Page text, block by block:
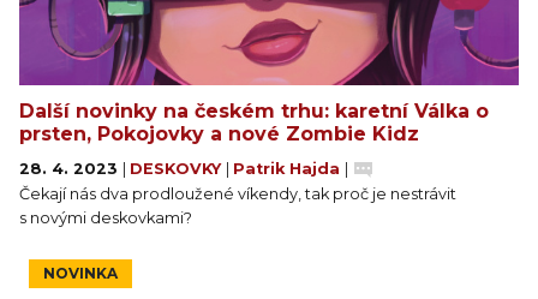
Další novinky na českém trhu: karetní Válka o
prsten, Pokojovky a nové Zombie Kidz
28. 4. 2023 DESKOVKY Patrik Hajda
Čekají nás dva prodloužené víkendy, tak proč je nestrávit
s novými deskovkami?
NOVINKA